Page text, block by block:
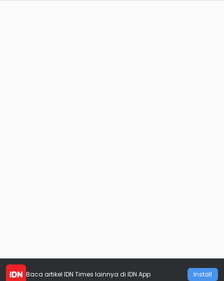
Baca artikel IDN Times lainnya di IDN App Install